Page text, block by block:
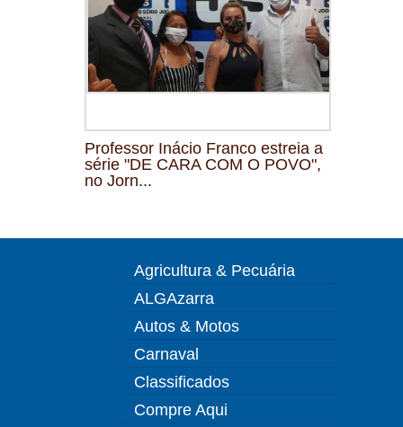
Professor Inácio Franco estreia a
série "DE CARA COM O POVO",
no Jorn...
Agricultura & Pecuária
ALGAzarra
Autos & Motos
Carnaval
Classificados
Compre Aqui